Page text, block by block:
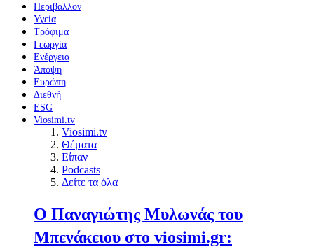
Περιβάλλον
Υγεία
Τρόφιμα
Γεωργία
Ενέργεια
Άποψη
Ευρώπη
Διεθνή
ESG
Viosimi.tv
Viosimi.tv
Θέματα
Είπαν
Podcasts
Δείτε τα όλα
Ο Παναγιώτης Μυλωνάς του
Μπενάκειου στο viosimi.gr: